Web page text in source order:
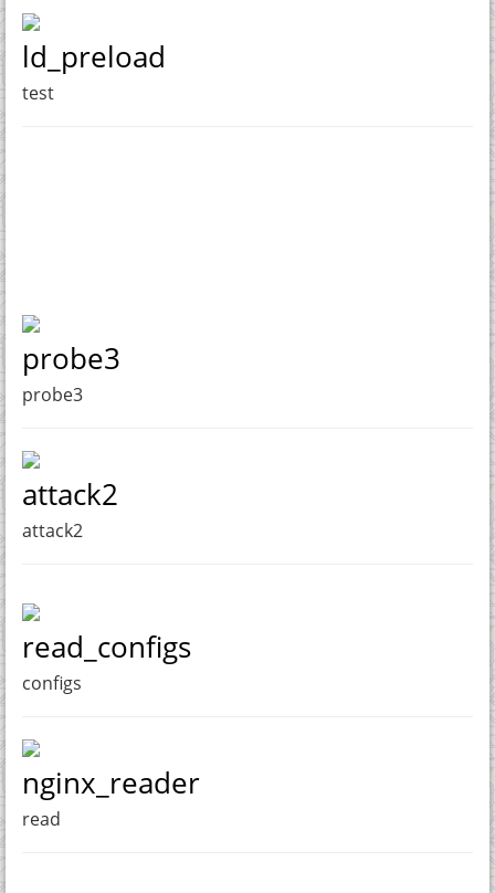
ld_preload
test
probe3
probe3
attack2
attack2
read_configs
configs
nginx_reader
read